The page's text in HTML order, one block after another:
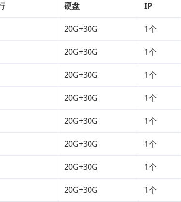
硬盘 IP
20G+30G 1个
20G+30G 1个
20G+30G 1个
20G+30G 1个
20G+30G 1个
20G+30G 1个
20G+30G 1个
20G+30G 1个